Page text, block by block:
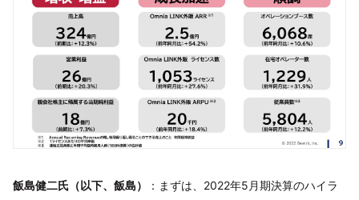
飯島健二氏（以下、飯島）
：まずは、2022年5月期決算のハイラ